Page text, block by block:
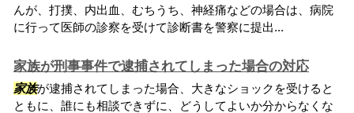
んが、打撲、内出血、むちうち、神経痛などの場合は、病院
に行って医師の診察を受けて診断書を警察に提出...
家族が刑事事件で逮捕されてしまった場合の対応
家族が逮捕されてしまった場合、大きなショックを受けると
ともに、誰にも相談できずに、どうしてよいか分からなくな